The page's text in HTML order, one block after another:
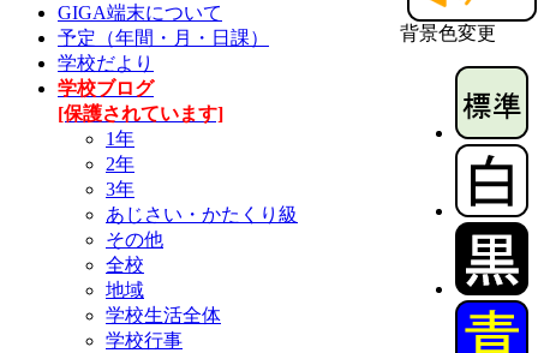
背景色変更
GIGA端末について
予定（年間・月・日課）
学校だより
学校ブログ
[保護されています]
1年
2年
3年
あじさい・かたくり級
その他
全校
地域
学校生活全体
学校行事